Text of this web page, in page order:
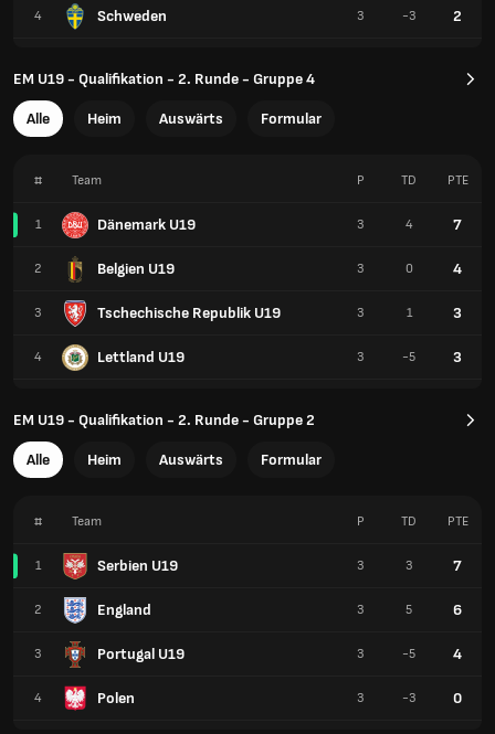
4 Schweden 3 -3 2
EM U19 - Qualifikation - 2. Runde - Gruppe 4
Alle Heim Auswärts Formular
# Team
1 Dänemark U19
2 Belgien U19
3 Tschechische Republik U19
4 Lettland U19
P TD PTE
3 4 7
3 0 4
3 1 3
3 -5 3
EM U19 - Qualifikation - 2. Runde - Gruppe 2
Alle Heim Auswärts Formular
# Team
1 Serbien U19
2 England
3 Portugal U19
4 Polen
P TD PTE
3 3 7
3 5 6
3 -5 4
3 -3 0